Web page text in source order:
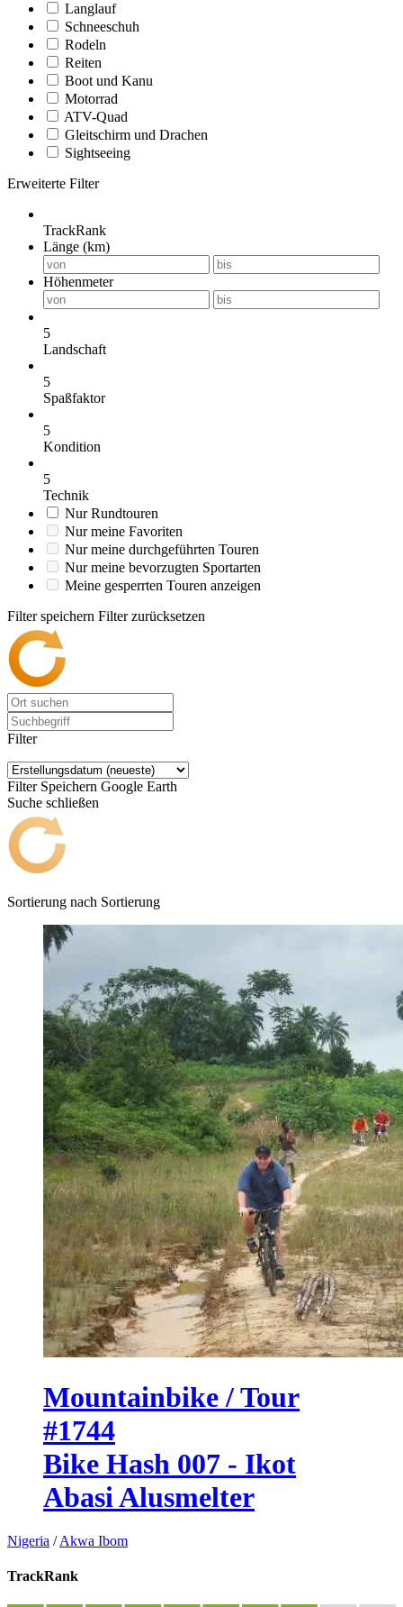
Langlauf
Schneeschuh
Rodeln
Reiten
Boot und Kanu
Motorrad
ATV-Quad
Gleitschirm und Drachen
Sightseeing
Erweiterte Filter
TrackRank
Länge (km)
Höhenmeter
5
Landschaft
5
Spaßfaktor
5
Kondition
5
Technik
Nur Rundtouren
Nur meine Favoriten
Nur meine durchgeführten Touren
Nur meine bevorzugten Sportarten
Meine gesperrten Touren anzeigen
Filter speichern Filter zurücksetzen
Filter
Filter Speichern Google Earth
Suche schließen
Sortierung nach Sortierung
Mountainbike / Tour
#1744
Bike Hash 007 - Ikot
Abasi Alusmelter
Nigeria /Akwa Ibom
TrackRank